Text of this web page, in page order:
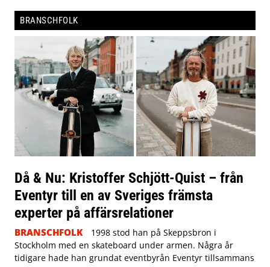
BRANSCHFOLK
Då & Nu: Kristoffer Schjött-Quist – från
Eventyr till en av Sveriges främsta
experter på affärsrelationer
BRANSCHFOLK
1998 stod han på Skeppsbron i
Stockholm med en skateboard under armen. Några år
tidigare hade han grundat eventbyrån Eventyr tillsammans